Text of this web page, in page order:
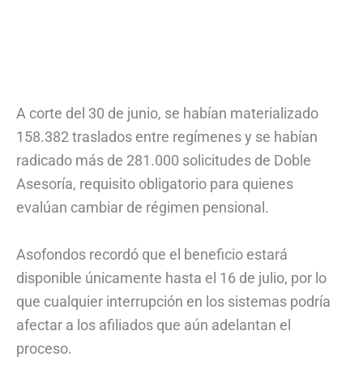
A corte del 30 de junio, se habían materializado
158.382 traslados entre regímenes y se habían
radicado más de 281.000 solicitudes de Doble
Asesoría, requisito obligatorio para quienes
evalúan cambiar de régimen pensional.
Asofondos recordó que el beneficio estará
disponible únicamente hasta el 16 de julio, por lo
que cualquier interrupción en los sistemas podría
afectar a los afiliados que aún adelantan el
proceso.